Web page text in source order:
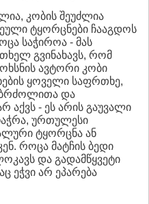
კობის შეუძლია
ტყორცნები ჩააგდოს
საჭიროა - მას
გვინახავს, რომ
ავტორი კობი
ყოველი საფრთხე,
ბრძოლითა და
აქვს - ეს არის გაუვალი
ურთულესი
ტყორცნა ან
როცა მატჩის ბედი
და გადამწყვეტი
ეჭვი არ ეპარება